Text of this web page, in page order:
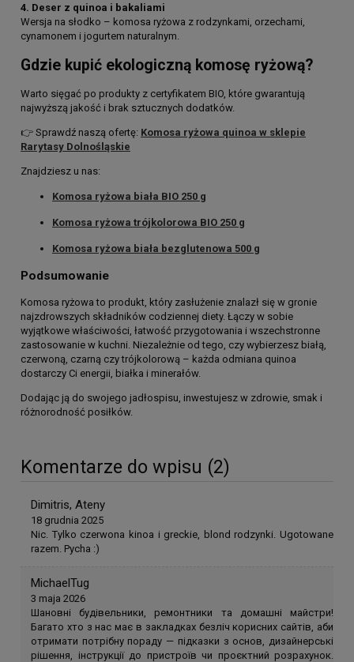
4. Deser z quinoa i bakaliami
Wersja na słodko – komosa ryżowa z rodzynkami, orzechami,
cynamonem i jogurtem naturalnym.
Gdzie kupić ekologiczną komosę ryżową?
Warto sięgać po produkty z certyfikatem BIO, które gwarantują
najwyższą jakość i brak sztucznych dodatków.
👉 Sprawdź naszą ofertę: Komosa ryżowa quinoa w sklepie
Rarytasy Dolnośląskie
Znajdziesz u nas:
Komosa ryżowa biała BIO 250 g
Komosa ryżowa trójkolorowa BIO 250 g
Komosa ryżowa biała bezglutenowa 500 g
Podsumowanie
Komosa ryżowa to produkt, który zasłużenie znalazł się w gronie
najzdrowszych składników codziennej diety. Łączy w sobie
wyjątkowe właściwości, łatwość przygotowania i wszechstronne
zastosowanie w kuchni. Niezależnie od tego, czy wybierzesz białą,
czerwoną, czarną czy trójkolorową – każda odmiana quinoa
dostarczy Ci energii, białka i minerałów.
Dodając ją do swojego jadłospisu, inwestujesz w zdrowie, smak i
różnorodność posiłków.
Komentarze do wpisu (2)
Dimitris, Ateny
18 grudnia 2025
Nic. Tylko czerwona kinoa i greckie, blond rodzynki. Ugotowane
razem. Pycha :)
MichaelTug
3 maja 2026
Шановні будівельники, ремонтники та домашні майстри!
Багато хто з нас має в закладках безліч корисних сайтів, аби
отримати потрібну пораду — підказки з основ, дизайнерські
рішення, інструкції до пристроїв чи проєктний розрахунок.